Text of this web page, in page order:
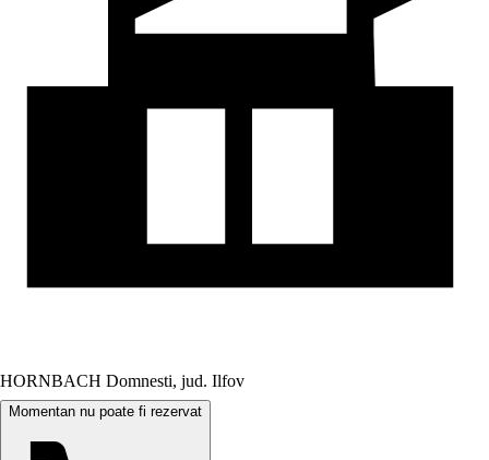
HORNBACH Domnesti, jud. Ilfov
Momentan nu poate fi rezervat